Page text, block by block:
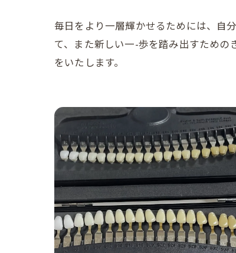
毎日をより一層輝かせるためには、自
て、また新しい一-歩を踏み出すため
をいたします。